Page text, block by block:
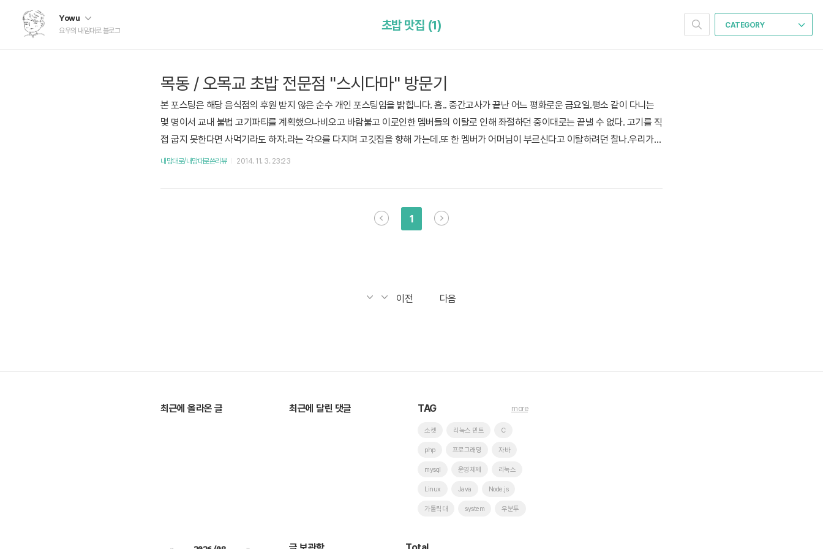
Yowu
요우의 내맘대로 블로그
CATEGORY
초밥 맛집 (1)
목동 / 오목교 초밥 전문점 "스시다마" 방문기
본 포스팅은 해당 음식점의 후원 받지 않은 순수 개인 포스팅임을 밝힙니다. 흠.. 중간고사가 끝난 어느 평화로운 금요일.평소 같이 다니는
몇 명이서 교내 불법 고기파티를 계획했으나비오고 바람불고 이로인한 멤버들의 이탈로 인해 좌절하던 중이대로는 끝낼 수 없다. 고기를 직
접 굽지 못한다면 사먹기라도 하자.라는 각오를 다지며 고깃집을 향해 가는데.또 한 멤버가 어머님이 부르신다고 이탈하려던 찰나.우리가
필사적으로 그 앞길을 막았고.그 친구의 어머님은 우리 모두를 먹여주시겠다고 오목교로 소환하셨다.그리고 우리가 마주한 종목은 바로
내맘대로/내맘대로쓴리뷰 2014. 11. 3. 23:23
1
이전 다음
최근에 올라온 글 최근에 달린 댓글 TAG
소켓 리눅스 민트 C
php 프로그래밍 자바
mysql 운영체제 리눅스
Linux Java Node.js
가톨릭대 system 우분투
more